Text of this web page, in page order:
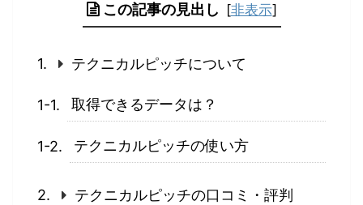
この記事の見出し [非表示]
テクニカルピッチについて
取得できるデータは？
テクニカルピッチの使い方
テクニカルピッチの口コミ・評判